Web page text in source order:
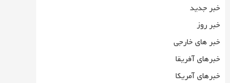
خبر جدید
خبر روز
خبر های خارجی
خبرهای آفریقا
خبرهای آمریکا